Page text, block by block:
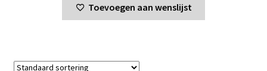
Toevoegen aan wenslijst